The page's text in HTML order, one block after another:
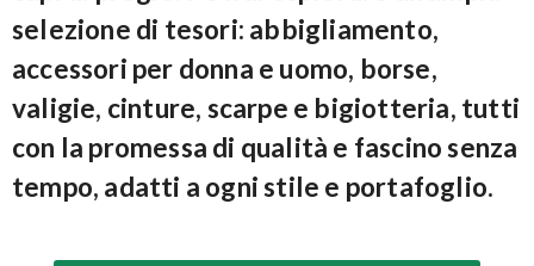
selezione di tesori: abbigliamento,
accessori per donna e uomo, borse,
valigie, cinture, scarpe e bigiotteria, tutti
con la promessa di qualità e fascino senza
tempo, adatti a ogni stile e portafoglio.